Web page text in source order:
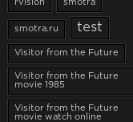
rvision smotra
smotra.ru test
Visitor from the Future
Visitor from the Future
movie 1985
Visitor from the Future
movie watch online